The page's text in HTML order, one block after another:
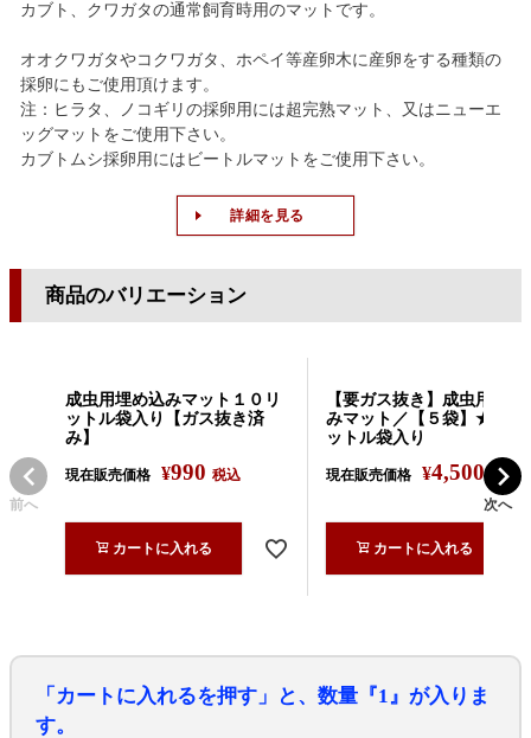
カブト、クワガタの通常飼育時用のマットです。
オオクワガタやコクワガタ、ホペイ等産卵木に産卵をする種類の
採卵にもご使用頂けます。
注：ヒラタ、ノコギリの採卵用には超完熟マット、又はニューエ
ッグマットをご使用下さい。
カブトムシ採卵用にはビートルマットをご使用下さい。
詳細を見る
商品のバリエーション
前へ
成虫用埋め込みマット１０リ
ットル袋入り【ガス抜き済
み】
現在販売価格 ¥990 税込
カートに入れる
【要ガス抜き】成虫用埋め
みマット／【５袋】★１０
ットル袋入り
現在販売価格 ¥4,500 税込
カートに入れる
次へ
「カートに入れるを押す」と、数量『1』が入りま
す。